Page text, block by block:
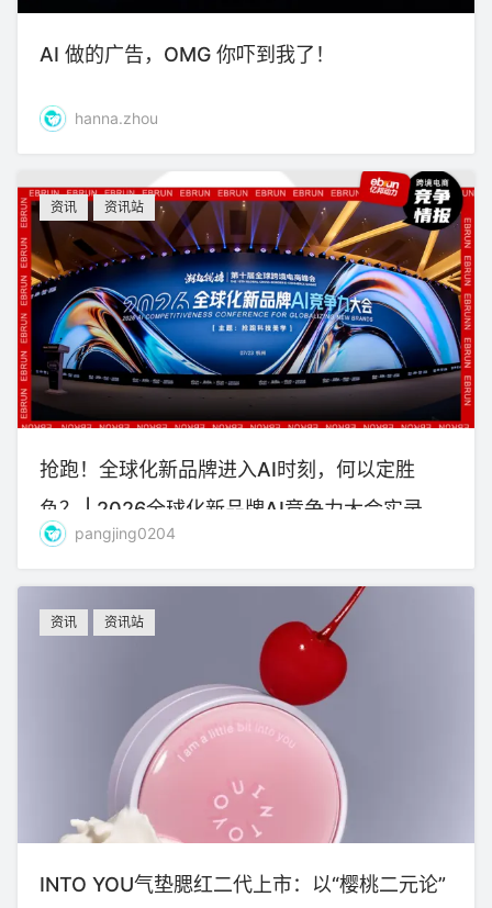
AI 做的广告，OMG 你吓到我了！
hanna.zhou
资讯 资讯站
抢跑！全球化新品牌进入AI时刻，何以定胜
负？ | 2026全球化新品牌AI竞争力大会实录
pangjing0204
资讯 资讯站
INTO YOU气垫腮红二代上市：以“樱桃二元论”